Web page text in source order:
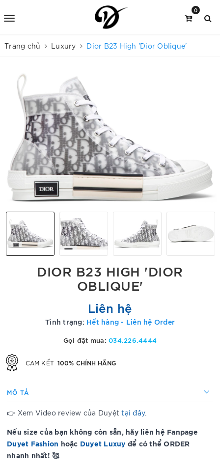
0
Trang chủ Luxury Dior B23 High 'Dior Oblique'
DIOR B23 HIGH 'DIOR
OBLIQUE'
Liên hệ
Tình trạng: Hết hàng - Liên hệ Order
Gọi đặt mua:034.226.4444
CAM KẾT 100% CHÍNH HÃNG
MÔ TẢ
👉 Xem Video review của Duyệttại đây.
Nếu size của bạn không còn sẵn, hãy liên hệ Fanpage
Duyet Fashion hoặc Duyet Luxuy để có thể ORDER
nhanh nhất! 🥰